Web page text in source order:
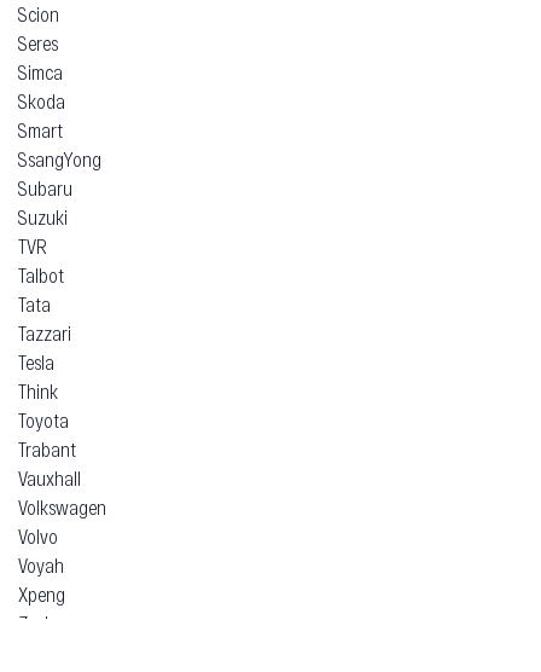
Scion
Seres
Simca
Skoda
Smart
SsangYong
Subaru
Suzuki
TVR
Talbot
Tata
Tazzari
Tesla
Think
Toyota
Trabant
Vauxhall
Volkswagen
Volvo
Voyah
Xpeng
Zeekr